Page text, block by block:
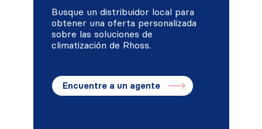
Busque un distribuidor local para
obtener una oferta personalizada
sobre las soluciones de
climatización de Rhoss.
Encuentre a un agente